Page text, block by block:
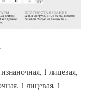
1 лицевая,
1 лицевая, 1